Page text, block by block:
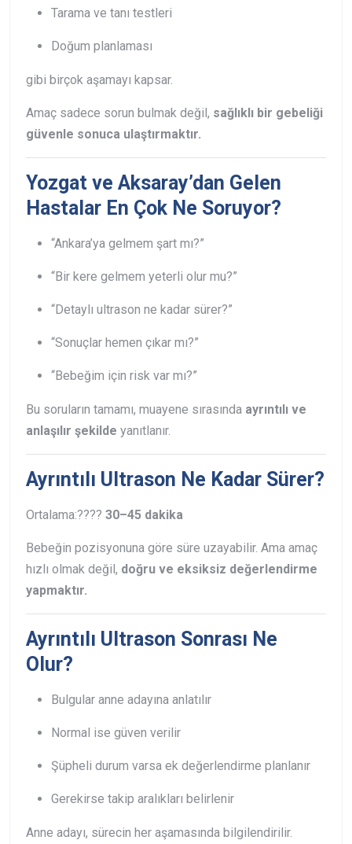
Tarama ve tanı testleri
Doğum planlaması
gibi birçok aşamayı kapsar.
Amaç sadece sorun bulmak değil, sağlıklı bir gebeliği
güvenle sonuca ulaştırmaktır.
Yozgat ve Aksaray’dan Gelen
Hastalar En Çok Ne Soruyor?
“Ankara’ya gelmem şart mı?”
“Bir kere gelmem yeterli olur mu?”
“Detaylı ultrason ne kadar sürer?”
“Sonuçlar hemen çıkar mı?”
“Bebeğim için risk var mı?”
Bu soruların tamamı, muayene sırasında ayrıntılı ve
anlaşılır şekilde yanıtlanır.
Ayrıntılı Ultrason Ne Kadar Sürer?
Ortalama:???? 30–45 dakika
Bebeğin pozisyonuna göre süre uzayabilir. Ama amaç
hızlı olmak değil, doğru ve eksiksiz değerlendirme
yapmaktır.
Ayrıntılı Ultrason Sonrası Ne
Olur?
Bulgular anne adayına anlatılır
Normal ise güven verilir
Şüpheli durum varsa ek değerlendirme planlanır
Gerekirse takip aralıkları belirlenir
Anne adayı, sürecin her aşamasında bilgilendirilir.